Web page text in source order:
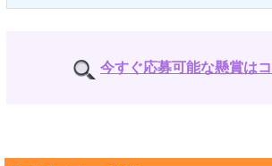
今すぐ応募可能な懸賞は